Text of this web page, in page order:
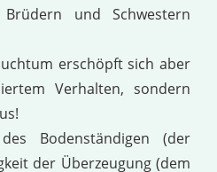
und Schwestern
erschöpft sich aber
Verhalten, sondern
Bodenständigen (der
der Überzeugung (dem